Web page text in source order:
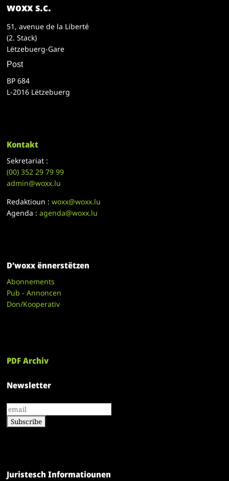
woxx s.c.
51, avenue de la Liberté
(2. Stack)
Lëtzebuerg-Gare
Post
BP 684
L-2016 Lëtzebuerg
Kontakt
Sekretariat :
(00)352 29 79 99
admin@woxx.lu
Redaktioun :woxx@woxx.lu
Agenda :agenda@woxx.lu
D’woxx ënnerstëtzen
Abonnements
Pub - Annoncen
Don/Kooperativ
PDF Archiv
Newsletter
Juristesch Informatiounen